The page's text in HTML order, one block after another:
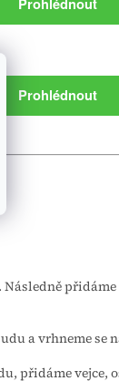
a vrhneme se
přidáme vejce,